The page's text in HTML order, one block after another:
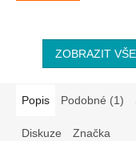
ZOBRAZIT
Popis Podobné (1)
Diskuze Značka